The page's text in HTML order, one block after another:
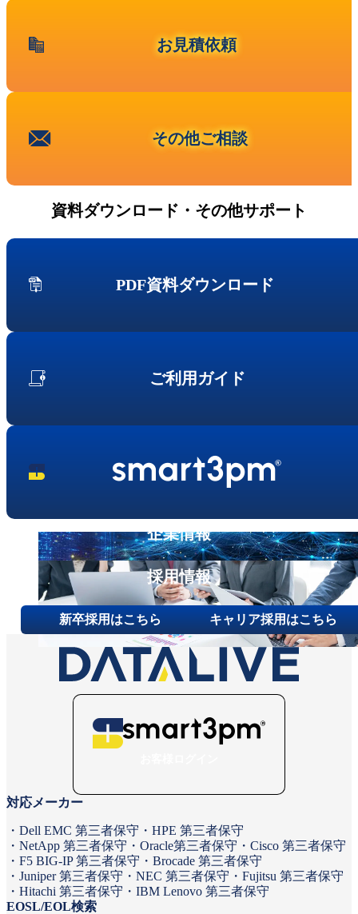
お見積依頼
その他ご相談
資料ダウンロード・その他サポート
PDF資料ダウンロード
ご利用ガイド
企業情報
採用情報
新卒採用はこちら キャリア採用はこちら
対応メーカー
Dell EMC 第三者保守
HPE 第三者保守
NetApp 第三者保守
Oracle第三者保守
Cisco 第三者保守
F5 BIG-IP 第三者保守
Brocade 第三者保守
Juniper 第三者保守
NEC 第三者保守
Fujitsu 第三者保守
Hitachi 第三者保守
IBM Lenovo 第三者保守
EOSL/EOL検索